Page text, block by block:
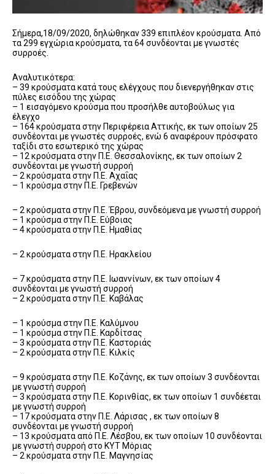
Σήμερα,18/09/2020, δηλώθηκαν 339 επιπλέον κρούσματα. Από
τα 299 εγχώρια κρούσματα, τα 64 συνδέονται με γνωστές
συρροές.
Αναλυτικότερα:
– 39 κρούσματα κατά τους ελέγχους που διενεργήθηκαν στις
πύλες εισόδου της χώρας
– 1 εισαγόμενο κρούσμα που προσήλθε αυτοβούλως για
έλεγχο
– 164 κρούσματα στην Περιφέρεια Αττικής, εκ των οποίων 25
συνδέονται με γνωστές συρροές, ενώ 6 αναφέρουν πρόσφατο
ταξίδι στο εσωτερικό της χώρας
– 12 κρούσματα στην Π.Ε. Θεσσαλονίκης, εκ των οποίων 2
συνδέονται με γνωστή συρροή
– 2 κρούσματα στην Π.Ε. Αχαΐας
– 1 κρούσμα στην Π.Ε. Γρεβενών
– 2 κρούσματα στην Π.Ε. Έβρου, συνδεόμενα με γνωστή συρροή
– 1 κρούσμα στην Π.Ε. Εύβοιας
– 4 κρούσματα στην Π.Ε. Ημαθίας
– 2 κρούσματα στην Π.Ε. Ηρακλείου
– 7 κρούσματα στην Π.Ε. Ιωαννίνων, εκ των οποίων 4
συνδέονται με γνωστή συρροή
– 2 κρούσματα στην Π.Ε. Καβάλας
– 1 κρούσμα στην Π.Ε. Καλύμνου
– 1 κρούσμα στην Π.Ε. Καρδίτσας
– 3 κρούσματα στην Π.Ε. Καστοριάς
– 2 κρούσματα στην Π.Ε. Κιλκίς
– 9 κρούσματα στην Π.Ε. Κοζάνης, εκ των οποίων 3 συνδέονται
με γνωστή συρροή
– 3 κρούσματα στην Π.Ε. Κορινθίας, εκ των οποίων 1 συνδέεται
με γνωστή συρροή
– 17 κρούσματα στην Π.Ε. Λάρισας , εκ των οποίων 8
συνδέονται με γνωστή συρροή
– 13 κρούσματα από Π.Ε. Λέσβου, εκ των οποίων 10 συνδέονται
με γνωστή συρροή στο ΚΥΤ Μόριας
– 2 κρούσματα στην Π.Ε. Μαγνησίας